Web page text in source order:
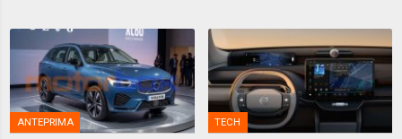
ANTEPRIMA TECH